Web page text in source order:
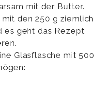
mit der Butter.
den 250 g ziemlich
es geht das Rezept
Glasflasche mit 500